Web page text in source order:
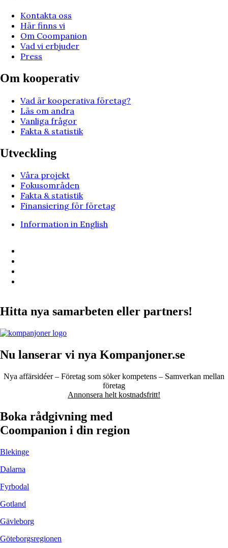
Kontakta oss
Här finns vi
Om Coompanion
Vad vi erbjuder
Press
Om kooperativ
Vad är kooperativa företag?
Läs om andra
Vanliga frågor
Fakta & statistik
Utveckling
Våra projekt
Fokusområden
Fakta & statistik
Finansiering för företag
Information in English
Hitta nya samarbeten eller partners!
Nu lanserar vi nya Kompanjoner.se
Nya affärsidéer – Företag som söker kompetens – Samverkan mellan
företag
Annonsera helt kostnadsfritt!
Boka rådgivning med
Coompanion i din region
Blekinge
Dalarna
Fyrbodal
Gotland
Gävleborg
Göteborgsregionen